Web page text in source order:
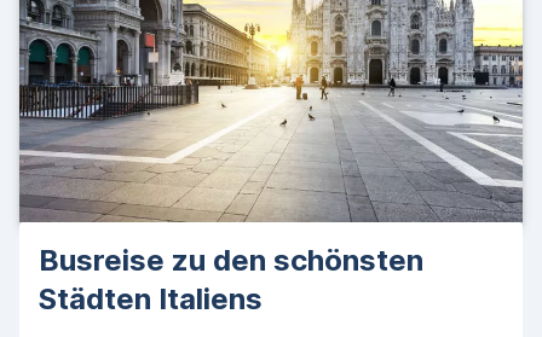
Busreise zu den schönsten
Städten Italiens